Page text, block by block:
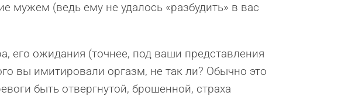
мужем (ведь ему не удалось «разбудить» в вас
его ожидания (точнее, под ваши представления
вы имитировали оргазм, не так ли? Обычно это
быть отвергнутой, брошенной, страха